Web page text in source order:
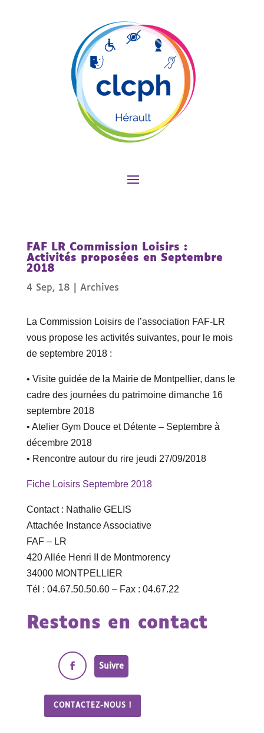
FAF LR Commission Loisirs :
Activités proposées en Septembre
2018
4 Sep, 18 Archives
La Commission Loisirs de l’association FAF-LR
vous propose les activités suivantes, pour le mois
de septembre 2018 :
• Visite guidée de la Mairie de Montpellier, dans le
cadre des journées du patrimoine dimanche 16
septembre 2018
• Atelier Gym Douce et Détente – Septembre à
décembre 2018
• Rencontre autour du rire jeudi 27/09/2018
Fiche Loisirs Septembre 2018
Contact : Nathalie GELIS
Attachée Instance Associative
FAF – LR
420 Allée Henri II de Montmorency
34000 MONTPELLIER
Tél : 04.67.50.50.60 – Fax : 04.67.22
Restons en contact
Suivre
CONTACTEZ-NOUS !